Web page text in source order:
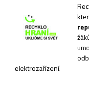
elektrozařízení.